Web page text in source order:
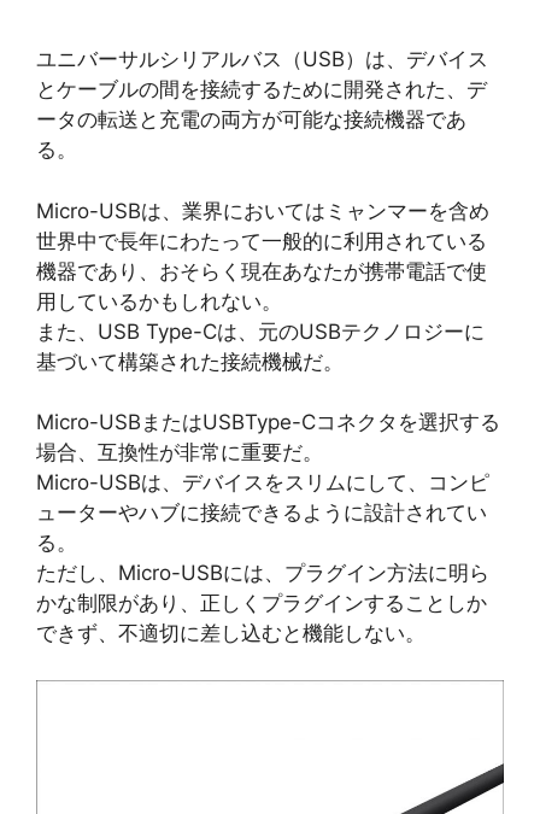
ユニバーサルシリアルバス（USB）は、デバイス
とケーブルの間を接続するために開発された、デ
ータの転送と充電の両方が可能な接続機器であ
る。
Micro-USBは、業界においてはミャンマーを含め
世界中で長年にわたって一般的に利用されている
機器であり、おそらく現在あなたが携帯電話で使
用しているかもしれない。
また、USB Type-Cは、元のUSBテクノロジーに
基づいて構築された接続機械だ。
Micro-USBまたはUSBType-Cコネクタを選択する
場合、互換性が非常に重要だ。
Micro-USBは、デバイスをスリムにして、コンピ
ューターやハブに接続できるように設計されてい
る。
ただし、Micro-USBには、プラグイン方法に明ら
かな制限があり、正しくプラグインすることしか
できず、不適切に差し込むと機能しない。